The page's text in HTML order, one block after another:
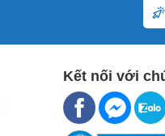
Kết nối với